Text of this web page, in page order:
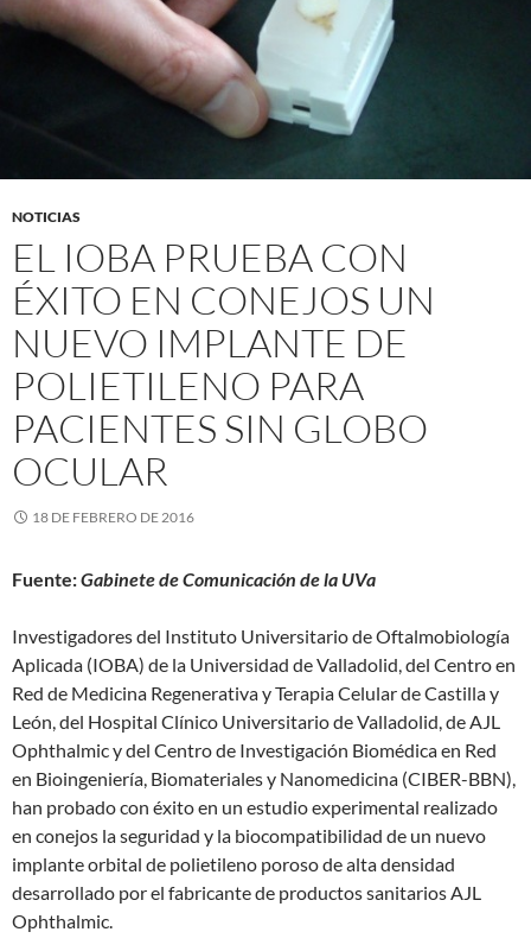
NOTICIAS
EL IOBA PRUEBA CON
ÉXITO EN CONEJOS UN
NUEVO IMPLANTE DE
POLIETILENO PARA
PACIENTES SIN GLOBO
OCULAR
18 DE FEBRERO DE 2016
Fuente:Gabinete de Comunicación de la UVa
Investigadores del Instituto Universitario de Oftalmobiología
Aplicada (IOBA) de la Universidad de Valladolid, del Centro en
Red de Medicina Regenerativa y Terapia Celular de Castilla y
León, del Hospital Clínico Universitario de Valladolid, de AJL
Ophthalmic y del Centro de Investigación Biomédica en Red
en Bioingeniería, Biomateriales y Nanomedicina (CIBER-BBN),
han probado con éxito en un estudio experimental realizado
en conejos la seguridad y la biocompatibilidad de un nuevo
implante orbital de polietileno poroso de alta densidad
desarrollado por el fabricante de productos sanitarios AJL
Ophthalmic.